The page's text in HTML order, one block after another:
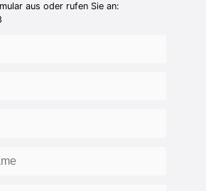
aus oder rufen Sie an: